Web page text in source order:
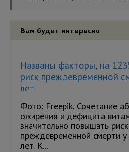
Вам будет интересно
Названы факторы, на
риск преждевременной
лет
Фото: Freepik. Сочетание
ожирения и дефицита
значительно повышать риск
преждевременной смерти
лет. К...